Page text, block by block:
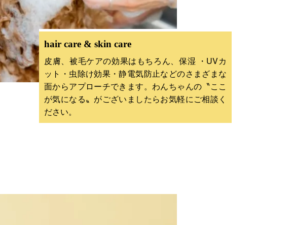
hair care & skin care
皮膚、被毛ケアの効果はもちろん、保湿 ・UVカ
ット・虫除け効果・静電気防止などのさまざまな
面からアプローチできます。わんちゃんの〝ここ
が気になる〟がございましたらお気軽にご相談く
ださい。